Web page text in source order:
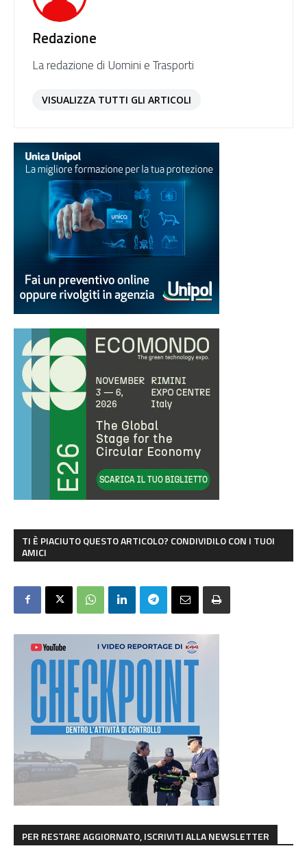
Redazione
La redazione di Uomini e Trasporti
VISUALIZZA TUTTI GLI ARTICOLI
TI È PIACIUTO QUESTO ARTICOLO? CONDIVIDILO CON I TUOI
AMICI
PER RESTARE AGGIORNATO, ISCRIVITI ALLA NEWSLETTER